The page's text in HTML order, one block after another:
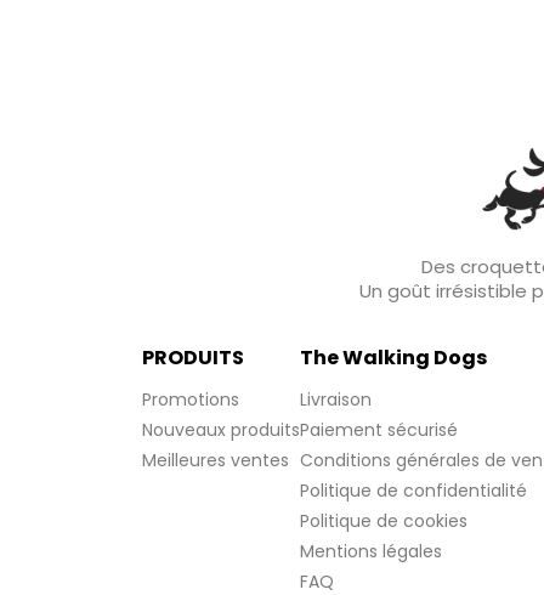
Des
Un goût irrésistible
PRODUITS
Promotions
Nouveaux produits
Meilleures ventes
The Walking Dogs
Livraison
Paiement sécurisé
Conditions générales de
Politique de confidentialité
Politique de cookies
Mentions légales
FAQ